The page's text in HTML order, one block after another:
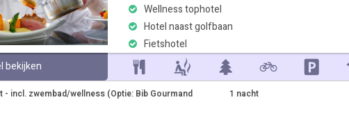
Wellness tophotel
Hotel naast golfbaan
Fietshotel
bekijken
- incl. zwembad/wellness (Optie: Bib Gourmand
1 nacht